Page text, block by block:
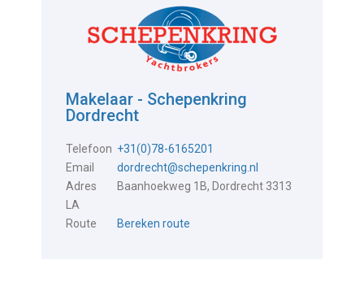
Makelaar - Schepenkring
Dordrecht
Telefoon +31(0)78-6165201
Email
dordrecht@schepenkring.nl
Adres
Baanhoekweg 1B, Dordrecht 3313
LA
Route
Bereken route